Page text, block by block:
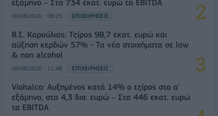
εξάμηνο – Στα 734 εκατ. ευρώ τα EBITDA
06/08/2026 - 08:05 ΕΠΙΧΕΙΡΗΣΕΙΣ
Β.Σ. Καρούλιας: Τζίρος 98,7 εκατ. ευρώ και
αύξηση κερδών 57% - Τα νέα στοιχήματα σε low
& non alcohol
06/08/2026 - 11:48 ΕΠΙΧΕΙΡΗΣΕΙΣ
Viohalco: Αυξημένος κατά 14% ο τζίρος στο α'
εξάμηνο, στα 4,3 δισ. ευρώ – Στα 446 εκατ. ευρώ
τα EBITDA